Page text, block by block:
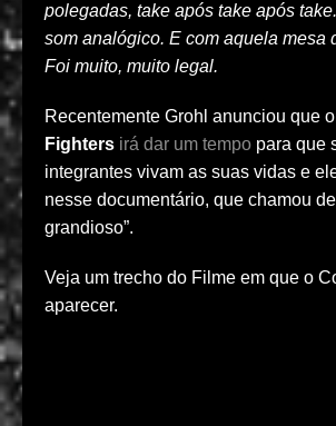
polegadas, take após take após
som analógico. E com aquela mesa
Foi muito, muito legal.
Recentemente Grohl anunciou que o
Fighters irá dar um tempo para que
integrantes vivam as suas vidas e
nesse documentário, que chamou
grandioso”.
Veja um trecho do Filme em que o
aparecer.